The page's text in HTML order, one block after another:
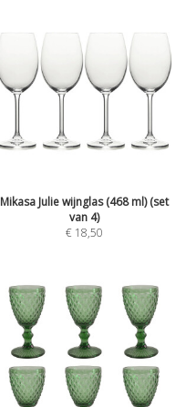
Mikasa Julie wijnglas (468 ml) (set
van 4)
€ 18,50